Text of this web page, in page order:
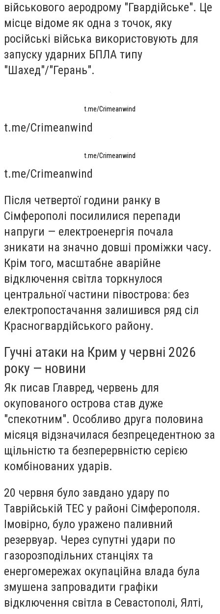
військового аеродрому "Гвардійське". Це
місце відоме як одна з точок, яку
російські війська використовують для
запуску ударних БПЛА типу
"Шахед"/"Герань".
t.me/Crimeanwind
t.me/Crimeanwind
t.me/Crimeanwind
t.me/Crimeanwind
Після четвертої години ранку в
Сімферополі посилилися перепади
напруги — електроенергія почала
зникати на значно довші проміжки часу.
Крім того, масштабне аварійне
відключення світла торкнулося
центральної частини півострова: без
електропостачання залишився ряд сіл
Красногвардійського району.
Гучні атаки на Крим у червні 2026
року — новини
Як писав Главред, червень для
окупованого острова став дуже
"спекотним". Особливо друга половина
місяця відзначилася безпрецедентною за
щільністю та безперервністю серією
комбінованих ударів.
20 червня було завдано удару по
Таврійській ТЕС у районі Сімферополя.
Імовірно, було уражено паливний
резервуар. Через супутні удари по
газорозподільних станціях та
енергомережах окупаційна влада була
змушена запровадити графіки
відключення світла в Севастополі, Ялті,